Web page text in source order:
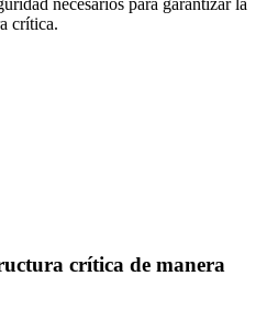
necesarios para garantizar la
crítica.
crítica de manera